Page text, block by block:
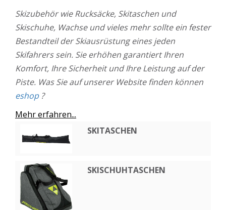
Skizubehör wie Rucksäcke, Skitaschen und
Skischuhe, Wachse und vieles mehr sollte ein fester
Bestandteil der Skiausrüstung eines jeden
Skifahrers sein. Sie erhöhen garantiert Ihren
Komfort, Ihre Sicherheit und Ihre Leistung auf der
Piste. Was Sie auf unserer Website finden können
eshop?
Mehr erfahren...
SKITASCHEN
SKISCHUHTASCHEN